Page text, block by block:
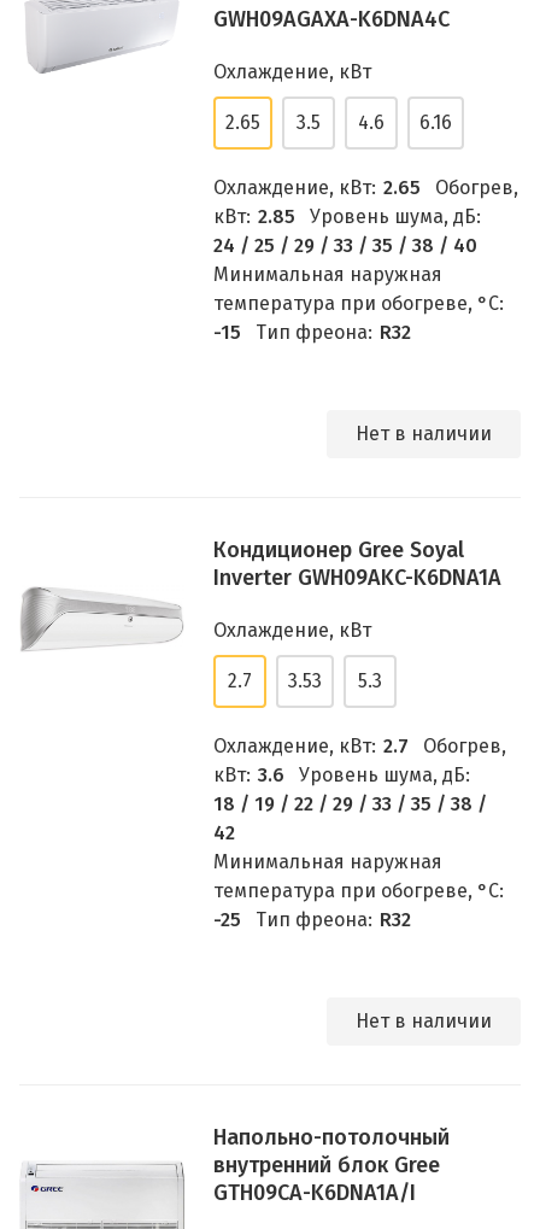
GWH09AGAXA-K6DNA4C
Охлаждение, кВт
2.65 3.5 4.6 6.16
Охлаждение, кВт: 2.65
Обогрев,
кВт: 2.85
Уровень шума, дБ:
24 / 25 / 29 / 33 / 35 / 38 / 40
Минимальная наружная
температура при обогреве, °C:
-15
Тип фреона: R32
Нет в наличии
Кондиционер Gree Soyal
Inverter GWH09AKC-K6DNA1A
Охлаждение, кВт
2.7 3.53 5.3
Охлаждение, кВт: 2.7
Обогрев,
кВт: 3.6
Уровень шума, дБ:
18 / 19 / 22 / 29 / 33 / 35 / 38 /
42
Минимальная наружная
температура при обогреве, °C:
-25
Тип фреона: R32
Нет в наличии
Напольно-потолочный
внутренний блок Gree
GTH09СА-K6DNA1A/I